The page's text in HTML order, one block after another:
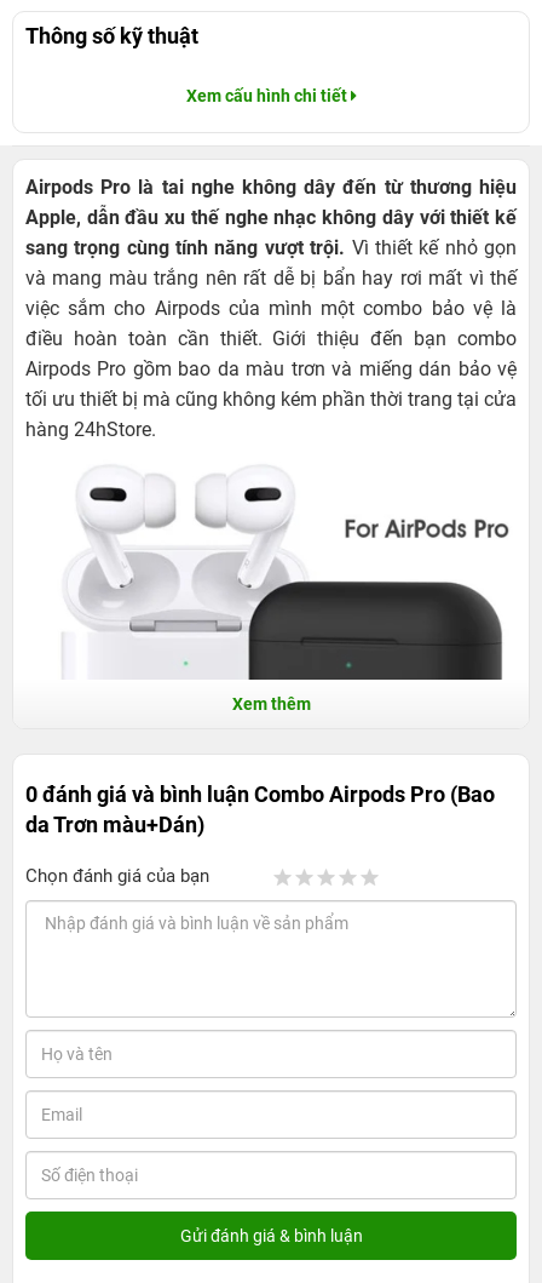
Thông số kỹ thuật
Xem cấu hình chi tiết
Airpods Pro là tai nghe không dây đến từ thương hiệu
Apple, dẫn đầu xu thế nghe nhạc không dây với thiết kế
sang trọng cùng tính năng vượt trội. Vì thiết kế nhỏ gọn
và mang màu trắng nên rất dễ bị bẩn hay rơi mất vì thế
việc sắm cho Airpods của mình một combo bảo vệ là
điều hoàn toàn cần thiết. Giới thiệu đến bạn combo
Airpods Pro gồm bao da màu trơn và miếng dán bảo vệ
tối ưu thiết bị mà cũng không kém phần thời trang tại cửa
hàng 24hStore.
Pro bảo vệ màu sắc
Bảo vệ tối ưu AirPods Pro
Trong Combo Airpods Pro gồm có bao da màu trơn và
miếng dán kim loại, siêu bảo vệ và thời trang cho thiết bị.
Bao da có thiết kế ôm sát, bao bọc lấy toàn bộ hộp đựng,
tuy mỏng nhưng đem lại độ bảo vệ cực kì cao cho tai
nghe không dây. Với lớp lót microfiber mịn bên trong và
được hoàn thiện tỉ mỉ chính xác từng chi tiết. Mặt vỏ có
Xem thêm
0 đánh giá và bình luậnCombo Airpods Pro (Bao
da Trơn màu+Dán)
Chọn đánh giá của bạn